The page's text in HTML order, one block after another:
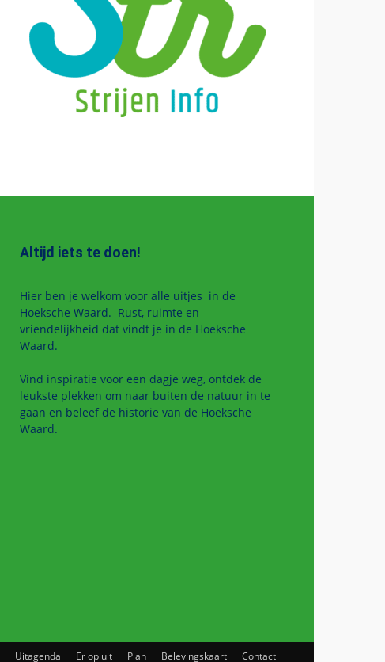
Altijd iets te doen!
Hier ben je welkom voor alle uitjes in de
Hoeksche Waard. Rust, ruimte en
vriendelijkheid dat vindt je in de Hoeksche
Waard.
Vind inspiratie voor een dagje weg, ontdek de
leukste plekken om naar buiten de natuur in te
gaan en beleef de historie van de Hoeksche
Waard.
Uitagenda Er op uit Plan Belevingskaart Contact